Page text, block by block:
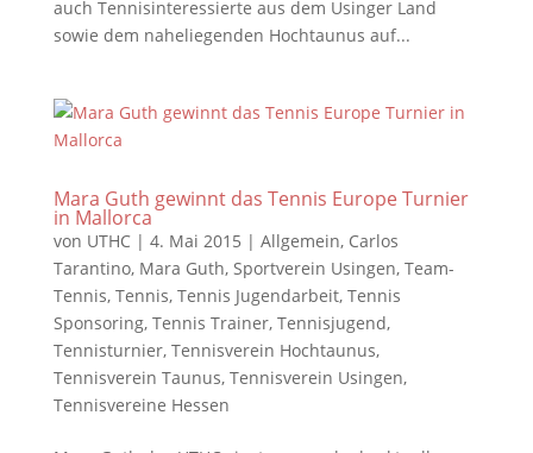
auch Tennisinteressierte aus dem Usinger Land
sowie dem naheliegenden Hochtaunus auf...
Mara Guth gewinnt das Tennis Europe Turnier
in Mallorca
von UTHC| 4. Mai 2015 | Allgemein, Carlos
Tarantino, Mara Guth, Sportverein Usingen, Team-
Tennis, Tennis, Tennis Jugendarbeit, Tennis
Sponsoring, Tennis Trainer, Tennisjugend,
Tennisturnier, Tennisverein Hochtaunus,
Tennisverein Taunus, Tennisverein Usingen,
Tennisvereine Hessen